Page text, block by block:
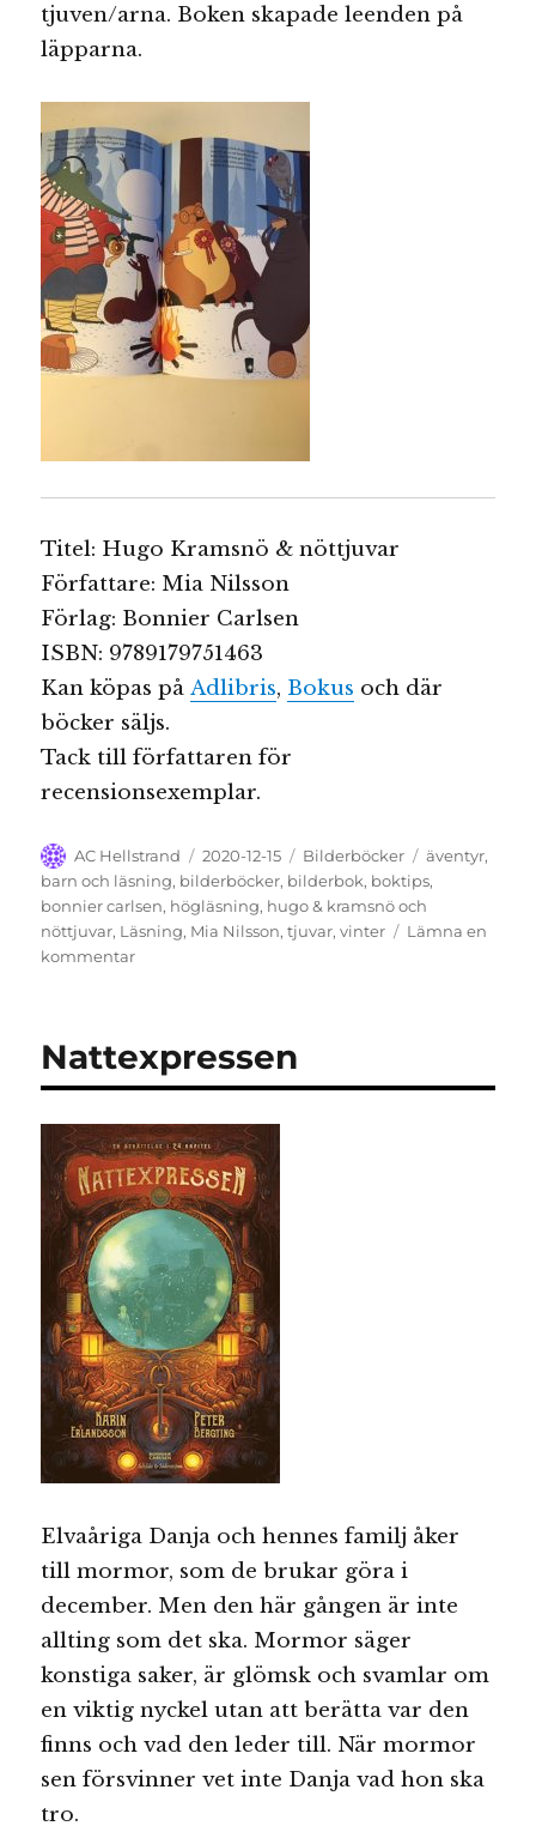
tjuven/arna. Boken skapade leenden på
läpparna.
Titel: Hugo Kramsnö & nöttjuvar
Författare: Mia Nilsson
Förlag: Bonnier Carlsen
ISBN: 9789179751463
Kan köpas påAdlibris, Bokus och där
böcker säljs.
Tack till författaren för
recensionsexemplar.
Författare
AC Hellstrand
Publicerat
den
2020-12-15 Kategorier
Bilderböcker Etiketter
äventyr,
barn och läsning, bilderböcker, bilderbok, boktips,
bonnier carlsen, högläsning, hugo & kramsnö och
nöttjuvar, Läsning, Mia Nilsson,tjuvar,vinter
Lämna en
kommentartill
nöttjuvarna
Nattexpressen
Elvaåriga Danja och hennes familj åker
till mormor, som de brukar göra i
december. Men den här gången är inte
allting som det ska. Mormor säger
konstiga saker, är glömsk och svamlar om
en viktig nyckel utan att berätta var den
finns och vad den leder till. När mormor
sen försvinner vet inte Danja vad hon ska
tro.